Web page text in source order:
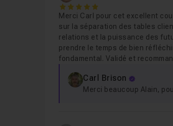
5
Merci Carl pour cet excellent
sur la séparation des tables
relations et la puissance des
prendre le temps de bien
fondamental. Validé et
Carl Brison
Merci beaucoup Alain,